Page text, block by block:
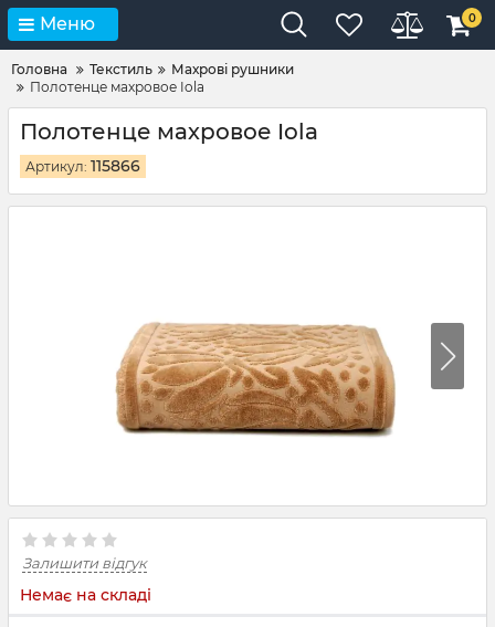
Меню 0
Головна Текстиль
Махрові рушники
Полотенце махровое Iola
Полотенце махровое Iola
Артикул: 115866
Залишити відгук
Немає на складі